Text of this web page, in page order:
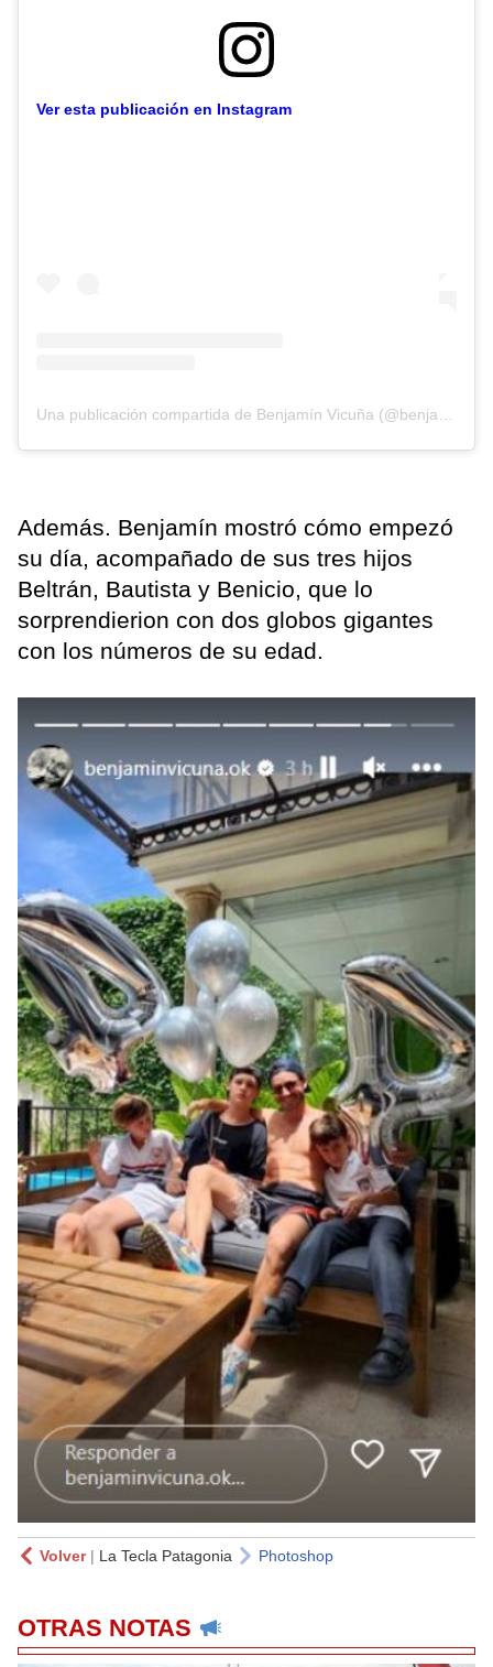
Ver esta publicación en Instagram
Además. Benjamín mostró cómo empezó
su día, acompañado de sus tres hijos
Beltrán, Bautista y Benicio, que lo
sorprendierion con dos globos gigantes
con los números de su edad.
Volver| La Tecla Patagonia Photoshop
OTRAS NOTAS